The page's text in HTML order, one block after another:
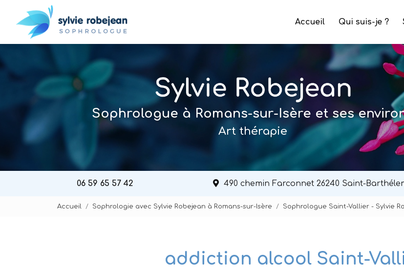
contenu
principal
Accueil
Qui suis-je ?
Sophrologue à Romans-sur-Isère et ses
Art thérapie
06 59 65 57 42 490 chemin Farconnet 26240 Saint-
Accueil Sophrologie avec Sylvie Robejean à Romans-sur-Isère Sophrologue Saint-Vallier - Sylvie
addiction alcool Saint-